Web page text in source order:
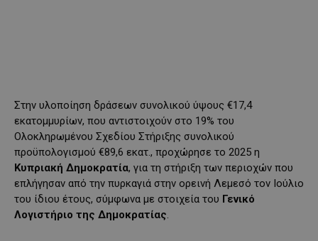
Στην υλοποίηση δράσεων συνολικού ύψους €17,4
εκατομμυρίων, που αντιστοιχούν στο 19% του
Ολοκληρωμένου Σχεδίου Στήριξης συνολικού
προϋπολογισμού €89,6 εκατ., προχώρησε το 2025 η
Κυπριακή Δημοκρατία, για τη στήριξη των περιοχών που
επλήγησαν από την πυρκαγιά στην ορεινή Λεμεσό τον Ιούλιο
του ίδιου έτους, σύμφωνα με στοιχεία του Γενικό
Λογιστήριο της Δημοκρατίας.